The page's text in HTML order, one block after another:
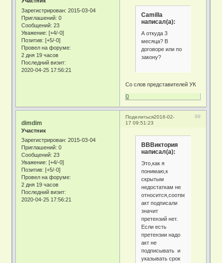
Зарегистрирован: 2015-03-04
Приглашений: 0
Сообщений: 23
Уважение: [+4/-0]
Позитив: [+5/-0]
Провел на форуме:
2 дня 19 часов
Последний визит:
2020-04-25 17:56:21
Camilla
написал(а):
А откуда 3
месяца? В
договоре или по
закону?
Со слов представителей УК
0
Поделиться 99
2016-02-
17 09:51:23
dimdim
Участник
Зарегистрирован: 2015-03-04
Приглашений: 0
Сообщений: 23
Уважение: [+4/-0]
Позитив: [+5/-0]
Провел на форуме:
2 дня 19 часов
Последний визит:
2020-04-25 17:56:21
ВВВиктория
написал(а):
Это,как я
понимаю,к
скрытым
недостаткам не
относится,соответственно,если
акт подписали
значит
претензий нет.
Если есть
претензии надо
акт не
подписывать и
указывать срок